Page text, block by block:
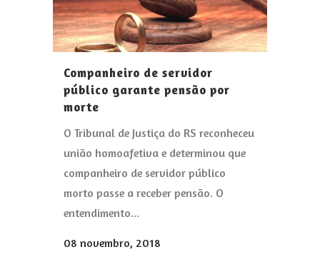
Companheiro de servidor
público garante pensão por
morte
O Tribunal de Justiça do RS reconheceu
união homoafetiva e determinou que
companheiro de servidor público
morto passe a receber pensão. O
entendimento...
08 novembro, 2018